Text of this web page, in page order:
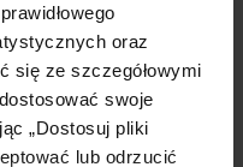
oraz
się ze szczegółowymi
swoje
„Dostosuj pliki
lub odrzucić